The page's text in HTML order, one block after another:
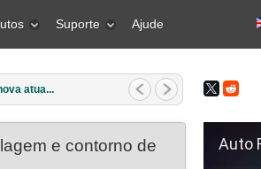
Suporte Ajude
pre...
e contorno de
Auto File